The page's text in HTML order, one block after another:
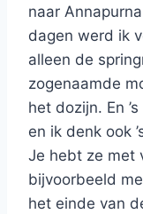
naar
dagen werd ik
alleen de
zogenaamde
het dozijn. En
en ik denk ook
Je hebt ze met
bijvoorbeeld
het einde van